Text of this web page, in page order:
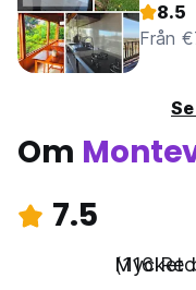
8.5
Från
Om
7.5
Mycket
(116